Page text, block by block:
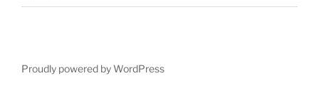
Proudly powered by WordPress